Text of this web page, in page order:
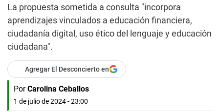
La propuesta sometida a consulta "incorpora
aprendizajes vinculados a educación financiera,
ciudadanía digital, uso ético del lenguaje y educación
ciudadana".
Agregar El Desconcierto en
Por Carolina Ceballos
1 de julio de 2024 - 23:00